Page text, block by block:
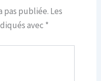
pas publiée. Les
avec *